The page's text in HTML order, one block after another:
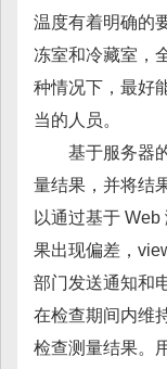
温度有着明确的
冻室和冷藏室，
种情况下，最好
当的人员。
基于服务器的
量结果，并将结
以通过基于
果出现偏差，
部门发送通知和
在检查期间内维
检查测量结果。